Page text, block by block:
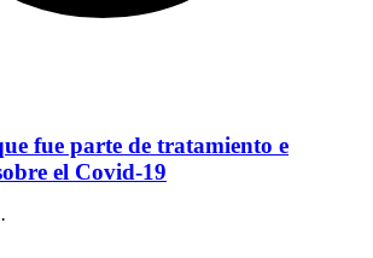
fue parte de tratamiento e
el Covid-19
·